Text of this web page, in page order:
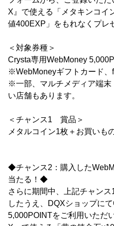
X』で使える「メタキンコイ
値400EXP」をもれなくプレ
＜対象券種＞
Crysta専用WebMoney
※WebMoneyギフトカード、
※一部、マルチメディア端末
い店舗もあります。
＜チャンス1 賞品＞
メタルコイン1枚＋お買いも
◆チャンス2：購入した
当たる！◆
さらに期間中、上記チャン
したうえ、DQXショップに
5,000POINTをご利用いただ